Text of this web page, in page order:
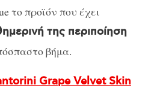
το προϊόν που έχει
της περιποίηση
βήμα.
Grape VelvetSkin